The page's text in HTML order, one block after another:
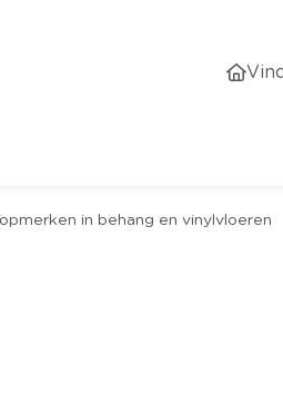
in behang en vinylvloeren